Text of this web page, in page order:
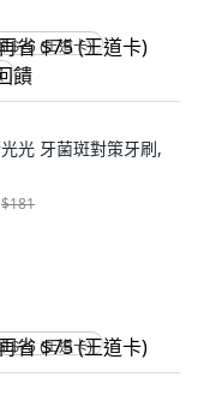
$75 (王道卡)
光 牙菌斑對策牙刷,
$181
$75 (王道卡)